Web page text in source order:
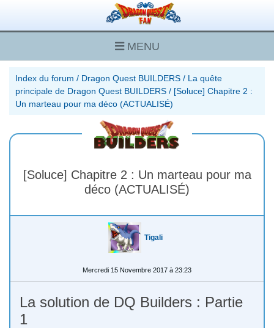
MENU
Index du forum / Dragon Quest BUILDERS / La quête
principale de Dragon Quest BUILDERS / [Soluce] Chapitre 2 :
Un marteau pour ma déco (ACTUALISÉ)
[Soluce] Chapitre 2 : Un marteau pour ma
déco (ACTUALISÉ)
Tigali
Mercredi 15 Novembre 2017 à 23:23
La solution de DQ Builders : Partie
1